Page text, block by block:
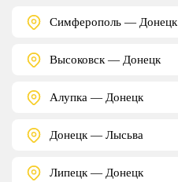
Симферополь — Донецк
Высоковск — Донецк
Алупка — Донецк
Донецк — Лысьва
Липецк — Донецк